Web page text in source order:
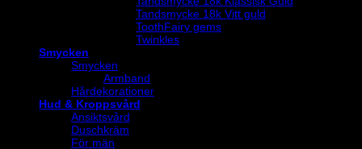
Tandsmycke 18k Vitt guld
ToothFairy gems
Twinkles
Smycken
Smycken
Armband
Hårdekorationer
Hud & Kroppsvård
Ansiktsvård
Duschkräm
För män